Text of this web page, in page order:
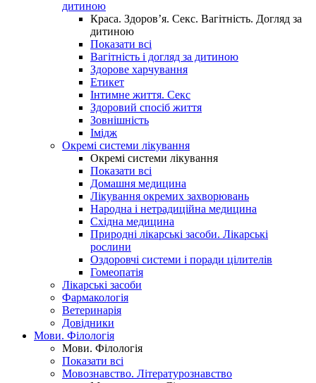
дитиною
Краса. Здоров’я. Секс. Вагітність. Догляд за
дитиною
Показати всі
Вагітність і догляд за дитиною
Здорове харчування
Етикет
Інтимне життя. Секс
Здоровий спосіб життя
Зовнішність
Імідж
Окремі системи лікування
Окремі системи лікування
Показати всі
Домашня медицина
Лікування окремих захворювань
Народна і нетрадиційна медицина
Східна медицина
Природні лікарські засоби. Лікарські
рослини
Оздоровчі системи і поради цілителів
Гомеопатія
Лікарські засоби
Фармакологія
Ветеринарія
Довідники
Мови. Філологія
Мови. Філологія
Показати всі
Мовознавство. Літературознавство